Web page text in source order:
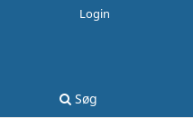
Søg
Login